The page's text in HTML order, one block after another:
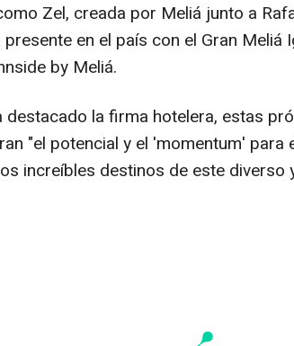
Zel, creada por Meliá junto a
presente en el país con el Gran Meliá
by Meliá.
destacado la firma hotelera, estas
"el potencial y el 'momentum' para
increíbles destinos de este diverso